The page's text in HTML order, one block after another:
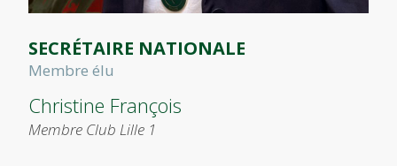
SECRÉTAIRE NATIONALE
Membre élu
Christine François
Membre Club Lille 1